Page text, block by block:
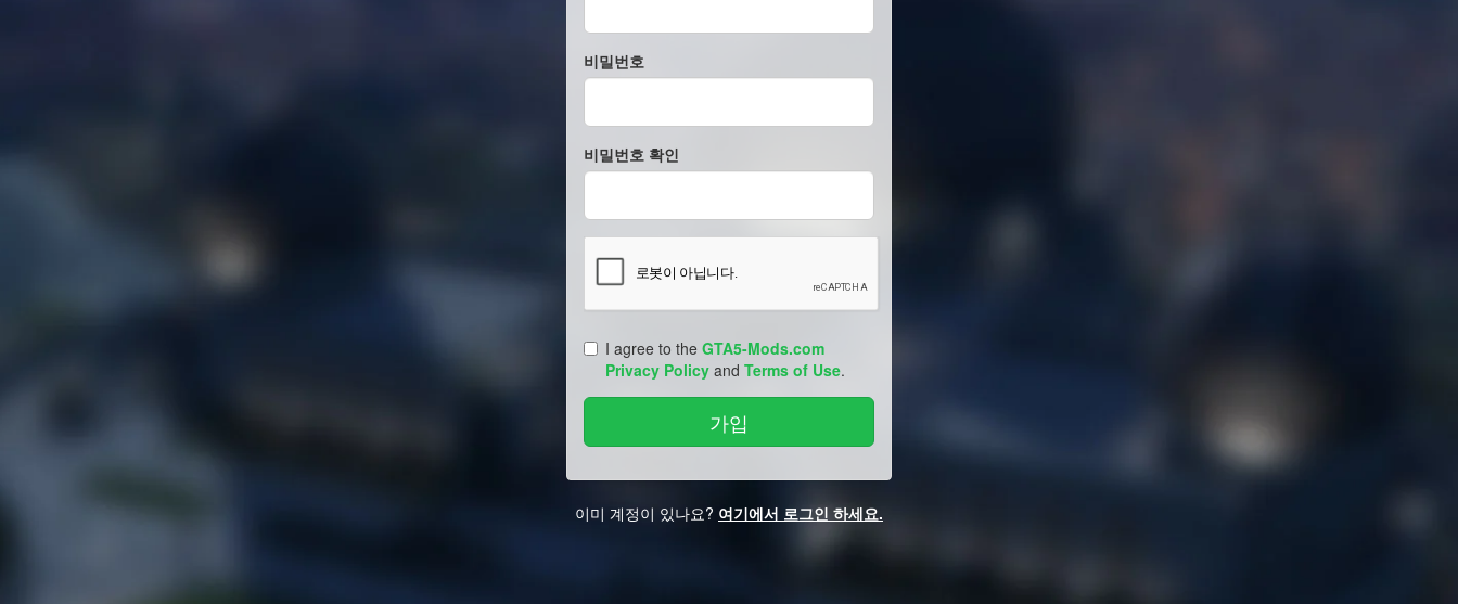
비밀번호
비밀번호 확인
I agree to the GTA5-Mods.com
Privacy Policy and Terms of Use.
이미 계정이 있나요? 여기에서 로그인 하세요.